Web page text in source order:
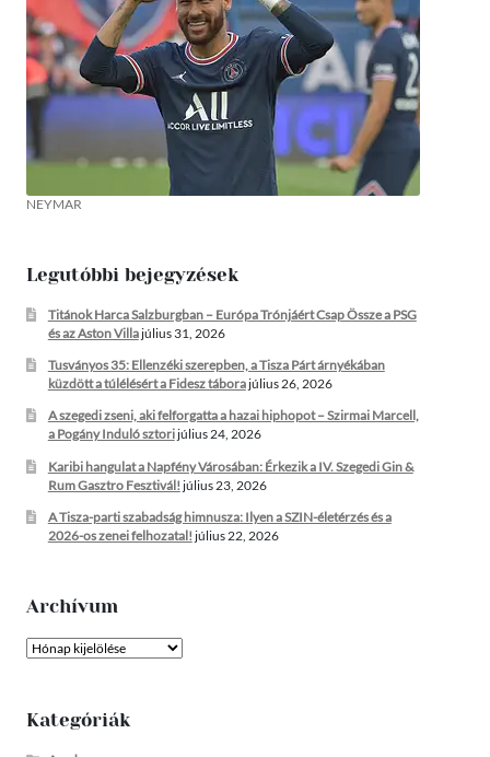
NEYMAR
Legutóbbi bejegyzések
Titánok Harca Salzburgban – Európa Trónjáért Csap Össze a PSG
és az Aston Villajúlius 31, 2026
Tusványos 35: Ellenzéki szerepben, a Tisza Párt árnyékában
küzdött a túlélésért a Fidesz táborajúlius 26, 2026
A szegedi zseni, aki felforgatta a hazai hiphopot – Szirmai Marcell,
a Pogány Induló sztorijúlius 24, 2026
Karibi hangulat a Napfény Városában: Érkezik a IV. Szegedi Gin &
Rum Gasztro Fesztivál! július 23, 2026
A Tisza-parti szabadság himnusza: Ilyen a SZIN-életérzés és a
2026-os zenei felhozatal! július 22, 2026
Archívum
Archívum
Kategóriák